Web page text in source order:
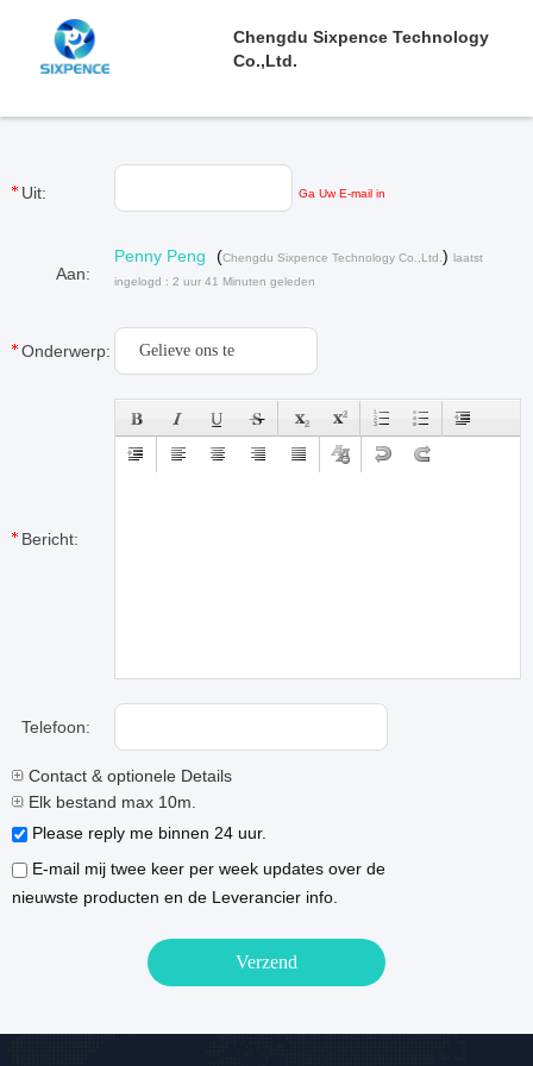
Chengdu Sixpence Technology
Co.,Ltd.
Uit: Ga Uw E-mail in
Aan:
Penny Peng (Chengdu Sixpence Technology Co.,Ltd. ) laatst
ingelogd : 2 uur 41 Minuten geleden
Onderwerp:
Bericht:
Telefoon:
Contact & optionele Details
Elk bestand max 10m.
Please reply me binnen 24 uur.
E-mail mij twee keer per week updates over de
nieuwste producten en de Leverancier info.